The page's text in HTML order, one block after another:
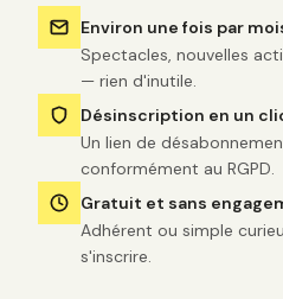
Environ une fois par
Spectacles, nouvelles
— rien d'inutile.
Désinscription en un
Un lien de
conformément au RGPD.
Gratuit et sans
Adhérent ou simple
s'inscrire.